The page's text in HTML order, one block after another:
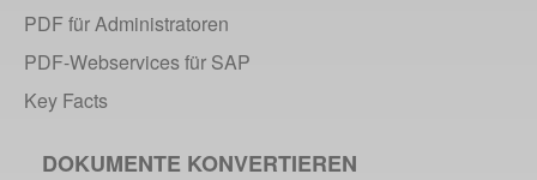
PDF für Administratoren
PDF-Webservices für SAP
Key Facts
DOKUMENTE KONVERTIEREN